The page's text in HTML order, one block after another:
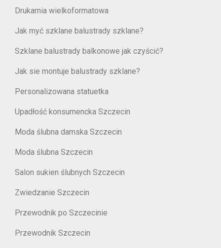
Drukarnia wielkoformatowa
Jak myć szklane balustrady szklane?
Szklane balustrady balkonowe jak czyścić?
Jak sie montuje balustrady szklane?
Personalizowana statuetka
Upadłość konsumencka Szczecin
Moda ślubna damska Szczecin
Moda ślubna Szczecin
Salon sukien ślubnych Szczecin
Zwiedzanie Szczecin
Przewodnik po Szczecinie
Przewodnik Szczecin